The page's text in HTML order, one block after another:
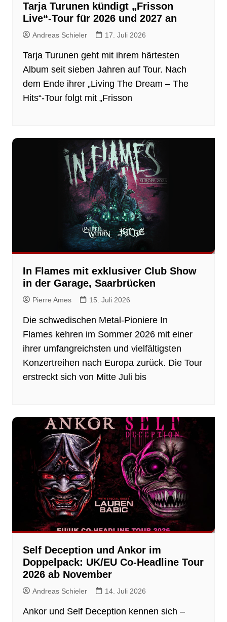
Tarja Turunen kündigt „Frisson
Live“-Tour für 2026 und 2027 an
Andreas Schieler 17. Juli 2026
Tarja Turunen geht mit ihrem härtesten
Album seit sieben Jahren auf Tour. Nach
dem Ende ihrer „Living The Dream – The
Hits“-Tour folgt mit „Frisson
In Flames mit exklusiver Club Show
in der Garage, Saarbrücken
Pierre Ames 15. Juli 2026
Die schwedischen Metal-Pioniere In
Flames kehren im Sommer 2026 mit einer
ihrer umfangreichsten und vielfältigsten
Konzertreihen nach Europa zurück. Die Tour
erstreckt sich von Mitte Juli bis
Self Deception und Ankor im
Doppelpack: UK/EU Co-Headline Tour
2026 ab November
Andreas Schieler 14. Juli 2026
Ankor und Self Deception kennen sich –